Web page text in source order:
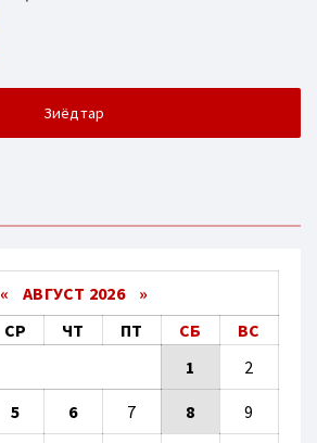
Зиёдтар
« АВГУСТ 2026 »
СР ЧТ ПТ СБ
ВС
1
2
5 6 7 8 9